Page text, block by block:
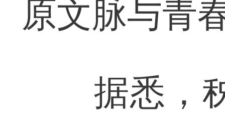
原文脉与青
据悉，秭